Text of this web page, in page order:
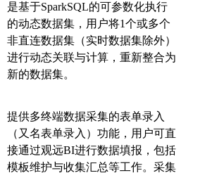
是基于SparkSQL的可参数化执行
的动态数据集，用户将1个或多个
非直连数据集（实时数据集除外）
进行动态关联与计算，重新整合为
新的数据集。
提供多终端数据采集的表单录入
（又名表单录入）功能，用户可直
接通过观远BI进行数据填报，包括
模板维护与收集汇总等工作。采集